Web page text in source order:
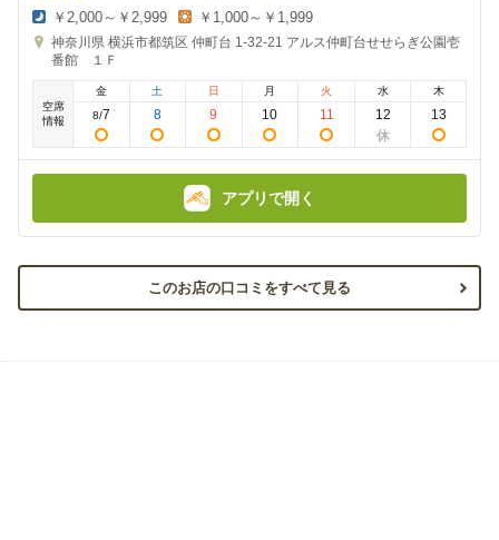
夜
の
￥2,000～￥2,999
昼
の
￥1,000～￥1,999
神奈川県 横浜市都筑区 仲町台 1-32-21 アルス仲町台せせらぎ公園壱
番館 １Ｆ
空席
情報
金
8/7
土
8
日
9
月
10
火
11
水
12
木
13
アプリで開く
このお店の口コミをすべて見る